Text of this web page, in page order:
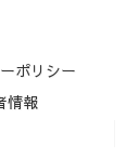
ポリシー
情報